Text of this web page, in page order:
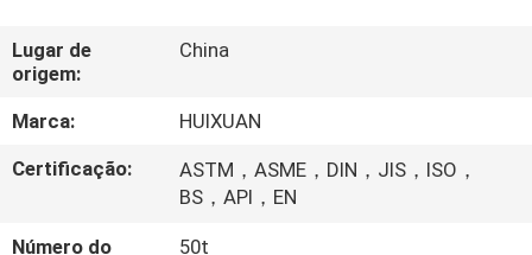
SOBRE
NÓS
EXCURSÃO
FÁBRICA
Lugar de
origem:
China
Marca:
HUIXUAN
Certificação:
ASTM，ASME，DIN，JIS，ISO，
BS，API，EN
Número do
50t